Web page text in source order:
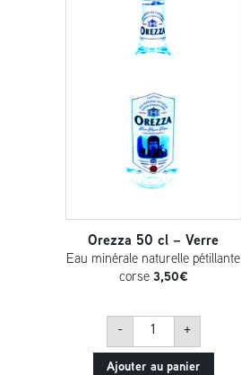
Orezza 50 cl – Verre
Eau minérale naturelle pétillante
corse 3,50€
-
quantité
Orezza
cl
+
Ajouter au panier